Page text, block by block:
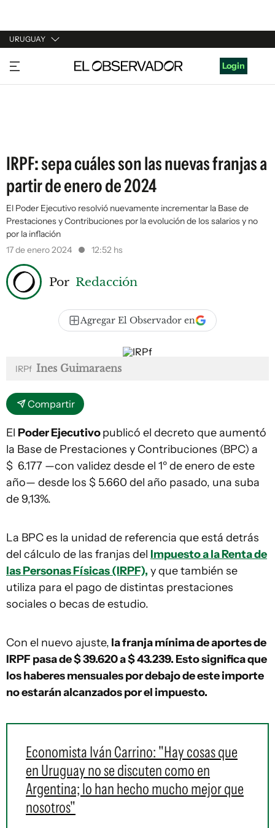
URUGUAY
URUGUAY
ARGENTINA
Login
IRPF: sepa cuáles son las nuevas franjas a
partir de enero de 2024
El Poder Ejecutivo resolvió nuevamente incrementar la Base de
Prestaciones y Contribuciones por la evolución de los salarios y no
por la inflación
17 de enero 2024
12:52 hs
Por Redacción
Agregar El Observador en
IRPf Ines Guimaraens
Compartir
El Poder Ejecutivopublicó el decreto que aumentó
la Base de Prestaciones y Contribuciones (BPC) a
$ 6.177 —con validez desde el 1º de enero de este
año— desde los $ 5.660 del año pasado, una suba
de 9,13%.
La BPC es la unidad de referencia que está detrás
del cálculo de las franjas del Impuesto a la Renta de
las Personas Físicas (IRPF), y que también se
utiliza para el pago de distintas prestaciones
sociales o becas de estudio.
Con el nuevo ajuste, la franja mínima de aportes de
IRPF pasa de $ 39.620 a $ 43.239. Esto significa que
los haberes mensuales por debajo de este importe
no estarán alcanzados por el impuesto.
Economista Iván Carrino: "Hay cosas que
en Uruguay no se discuten como en
Argentina; lo han hecho mucho mejor que
nosotros"